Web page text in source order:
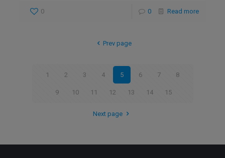
0 0 Read more
Prev page
1 2 3 4 5 6 7 8
9 10 11 12 13 14 15
Next page